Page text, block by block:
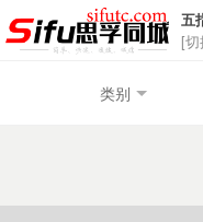
五
[
类别